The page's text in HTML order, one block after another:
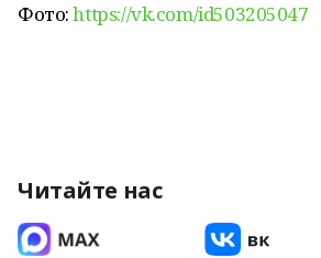
Фото:https://vk.com/id503205047
Читайте нас